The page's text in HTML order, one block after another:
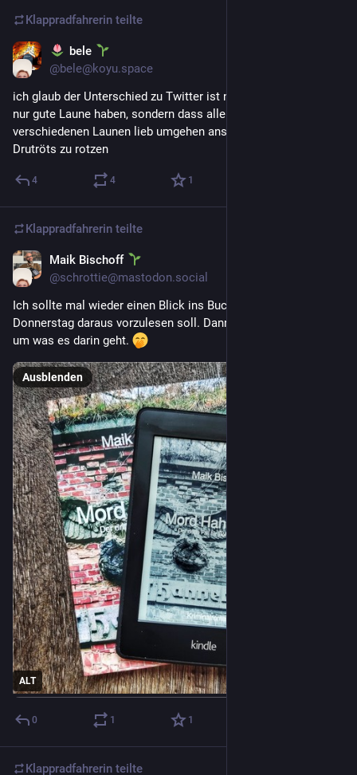
Klappradfahrerin teilte
bele
@bele@koyu.space
ich glaub der Unterschied zu Twitter ist nicht, dass hier alle
nur gute Laune haben, sondern dass alle mit den
verschiedenen Launen lieb umgehen anstatt toxisch in die
Drutröts zu rotzen
4 4 1
Klappradfahrerin teilte
Maik Bischoff
@schrottie@mastodon.social
Ich sollte mal wieder einen Blick ins Buch wegen, wenn ich
Donnerstag daraus vorzulesen soll. Dann weiß ich wenigstens,
um was es darin geht.
ALT
Ausblenden
0 1 1
Klappradfahrerin teilte